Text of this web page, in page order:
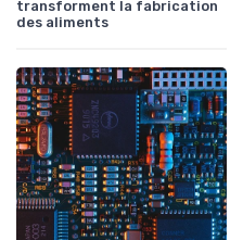
transforment la fabrication
des aliments